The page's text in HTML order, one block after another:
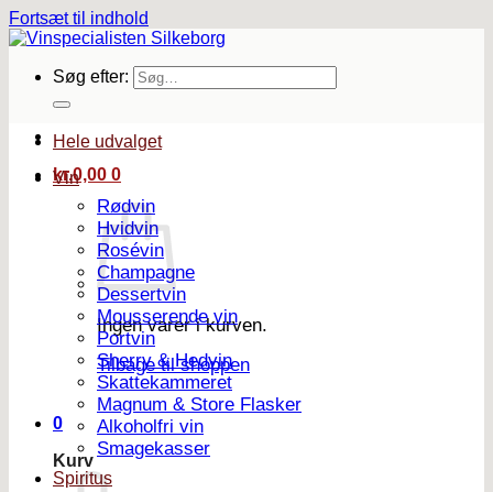
Fortsæt til indhold
Søg efter:
kr.0,00 0
Ingen varer i kurven.
Tilbage til shoppen
0
Kurv
Hele udvalget
Vin
Rødvin
Hvidvin
Rosévin
Champagne
Dessertvin
Mousserende vin
Portvin
Sherry & Hedvin
Skattekammeret
Magnum & Store Flasker
Alkoholfri vin
Smagekasser
Spiritus